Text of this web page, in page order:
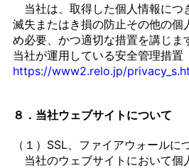
当社は、取得した個人情報につ
滅失またはき損の防止その他の個
め必要、かつ適切な措置を講じま
当社が運用している安全管理措置
https://www2.relo.jp/
８．当社ウェブサイトについて
（１）SSL、ファイアウォールに
当社のウェブサイトにおいて個